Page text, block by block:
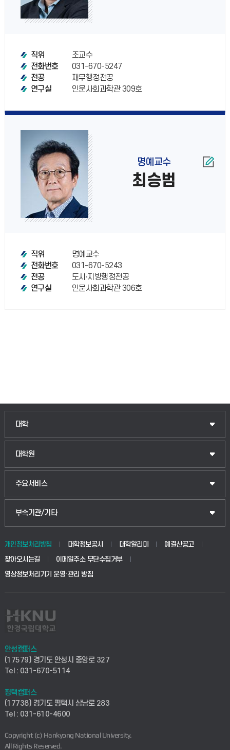
직위
조교수
전화번호
031-670-5247
전공
재무행정전공
연구실
인문사회과학관 309호
명예교수
최승범
직위
명예교수
전화번호
031-670-5243
전공
도시∙지방행정전공
연구실
인문사회과학관 306호
대학
인문융합공공인재학부
법경영학부
생명공학부
사회안전시스템공학부
컴퓨터응용수학부
ICT로봇기계공학부
전자전기공학부
디자인건축융합학부
대학원
일반대학원
산업대학원
공공정책대학원
교육대학원
주요서비스
입학안내
웹메일
학사시스템(전문학사 및 전공심화)
사이버캠퍼스(전문학사 및 전공심화)
시설바로처리서비스
연구실안전관리시스템
산학연구관리시스템
부속기관/기타
중앙도서관
학생생활관(안성)
산학협력단
취업지원센터
창업지원센터
현장실습지원센터
개인정보처리방침 대학정보공시 대학알리미
예결산공고
찾아오시는길
이메일주소 무단수집거부
영상정보처리기기 운영·관리 방침
안성캠퍼스
(17579) 경기도 안성시 중앙로 327
Tel : 031-670-5114
평택캠퍼스
(17738) 경기도 평택시 삼남로 283
Tel : 031-610-4600
Copyright (c) Hankyong National University.
All Rights Reserved.